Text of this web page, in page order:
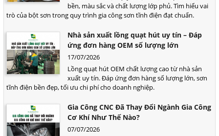
bền, màu sắc và chất lượng lớp phủ. Tìm hiểu vai
trò của bột sơn trong quy trình gia công sơn tĩnh điện đạt chuẩn.
Nhà sản xuất lồng quạt hút uy tín – Đáp
ứng đơn hàng OEM số lượng lớn
17/07/2026
Lồng quạt hút OEM chất lượng cao từ nhà sản
xuất uy tín. Đáp ứng đơn hàng số lượng lớn, sơn
tĩnh điện bền đẹp, tối ưu chi phí cho doanh nghiệp.
Gia Công CNC Đã Thay Đổi Ngành Gia Công
Cơ Khí Như Thế Nào?
07/07/2026